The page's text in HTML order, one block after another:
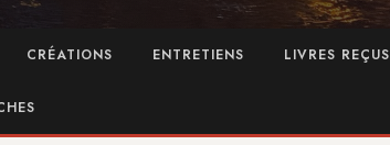
CRÉATIONS ENTRETIENS LIVRES REÇUS